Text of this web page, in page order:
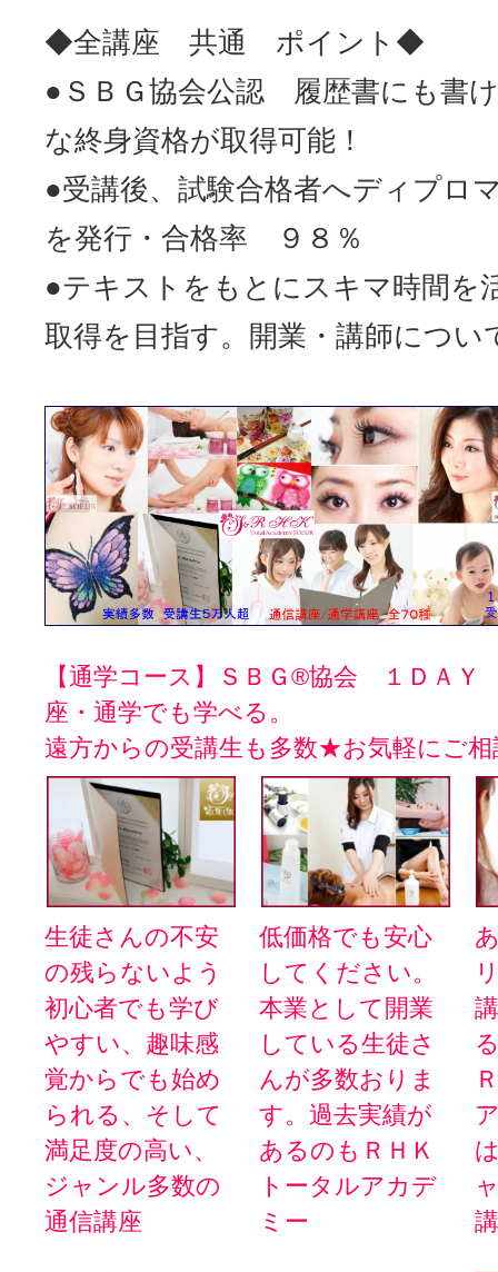
◆全講座 共通 ポイン
●ＳＢＧ協会公認 履歴書にも書
な終身資格が取得可能！
●受講後、試験合格者へディプロ
を発行・合格率 ９８％
●テキストをもとにスキマ時間を
取得を目指す。開業・講師につ
【通学コース】ＳＢＧ®協会 １ＤＡ
座・通学でも学べる。
遠方からの受講生も多数★お気軽にご
生徒さんの不安
の残らないよう
初心者でも学び
やすい、趣味感
覚からでも始め
られる、そして
満足度の高い、
ジャンル多数の
通信講座
低価格でも安心
してください。
本業として開業
している生徒さ
んが多数おりま
す。過去実績が
あるのもＲＨＫ
トータルアカデ
ミー